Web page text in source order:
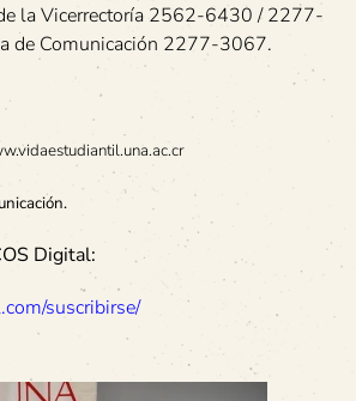
la Vicerrectoría 2562-6430 / 2277-
de Comunicación 2277-3067.
Digital:
suscribirse/